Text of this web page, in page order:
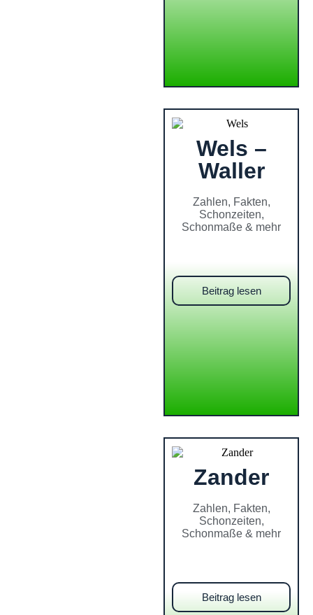
Wels –
Waller
Zahlen, Fakten,
Schonzeiten,
Schonmaße & mehr
Beitrag lesen
Zander
Zahlen, Fakten,
Schonzeiten,
Schonmaße & mehr
Beitrag lesen